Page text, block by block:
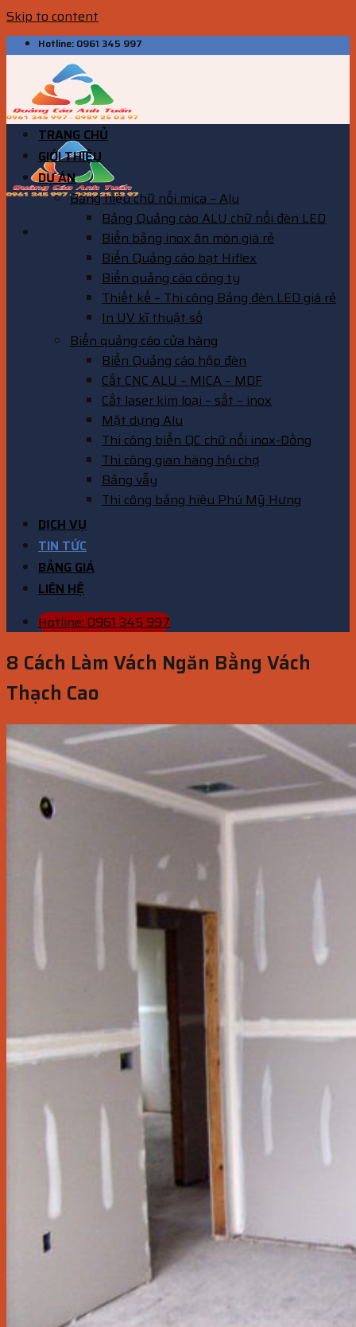
Skip to content
Hotline: 0961 345 997
TRANG CHỦ
GIỚI THIỆU
DỰ ÁN
Bảng hiệu chữ nổi mica – Alu
Bảng Quảng cáo ALU chữ nổi đèn LED
Biển bảng inox ăn mòn giá rẻ
Biển Quảng cáo bạt Hiflex
Biển quảng cáo công ty
Thiết kế – Thi công Bảng đèn LED giá rẻ
In UV kĩ thuật số
Biển quảng cáo cửa hàng
Biển Quảng cáo hộp đèn
Cắt CNC ALU – MICA – MDF
Cắt laser kim loại – sắt – inox
Mặt dựng Alu
Thi công biển QC chữ nổi inox-Đồng
Thi công gian hàng hội chợ
Bảng vẫy
Thi công bảng hiệu Phú Mỹ Hưng
DỊCH VỤ
TIN TỨC
BẢNG GIÁ
LIÊN HỆ
Hotline: 0961 345 997
8 Cách Làm Vách Ngăn Bằng Vách
Thạch Cao